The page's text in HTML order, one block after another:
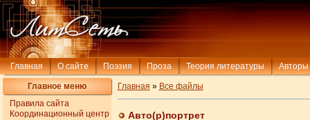
Главная О сайте Поэзия Проза Теория литературы Авторы
Главное меню
Правила сайта
Координационный центр
Главная » Все файлы
Авто(р)портрет